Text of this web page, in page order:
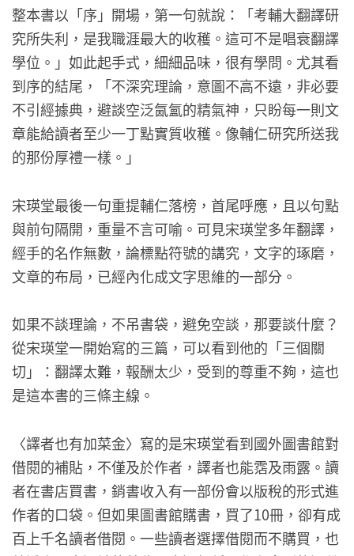
整本書以「序」開場，第一句就說：「考輔大翻譯研
究所失利，是我職涯最大的收穫。這可不是唱衰翻譯
學位。」如此起手式，細細品味，很有學問。尤其看
到序的結尾，「不深究理論，意圖不高不遠，非必要
不引經據典，避談空泛氤氳的精氣神，只盼每一則文
章能給讀者至少一丁點實質收穫。像輔仁研究所送我
的那份厚禮一樣。」
宋瑛堂最後一句重提輔仁落榜，首尾呼應，且以句點
與前句隔開，重量不言可喻。可見宋瑛堂多年翻譯，
經手的名作無數，論標點符號的講究，文字的琢磨，
文章的布局，已經內化成文字思維的一部分。
如果不談理論，不吊書袋，避免空談，那要談什麼？
從宋瑛堂一開始寫的三篇，可以看到他的「三個關
切」：翻譯太難，報酬太少，受到的尊重不夠，這也
是這本書的三條主線。
〈譯者也有加菜金〉寫的是宋瑛堂看到國外圖書館對
借閱的補貼，不僅及於作者，譯者也能霑及雨露。讀
者在書店買書，銷書收入有一部份會以版稅的形式進
作者的口袋。但如果圖書館購書，買了10冊，卻有成
百上千名讀者借閱。一些讀者選擇借閱而不購買，也